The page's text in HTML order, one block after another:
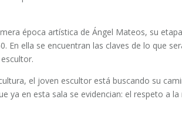
época artística de Ángel Mateos, su
En ella se encuentran las claves de lo que
el joven escultor está buscando su
ya en esta sala se evidencian: el respeto a